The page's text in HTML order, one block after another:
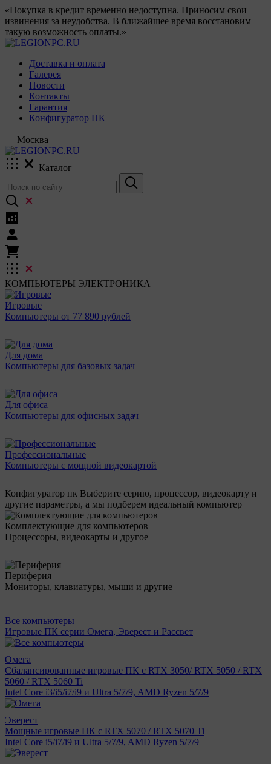
«Покупка в кредит временно недоступна. Приносим свои
извинения за неудобства. В ближайшее время восстановим
такую возможность оплаты.»
Доставка и оплата
Галерея
Новости
Контакты
Гарантия
Конфигуратор ПК
Москва
Каталог
КОМПЬЮТЕРЫ ЭЛЕКТРОНИКА
Игровые
Компьютеры от 77 890 рублей
Для дома
Компьютеры для базовых задач
Для офиса
Компьютеры для офисных задач
Профессиональные
Компьютеры с мощной видеокартой
Конфигуратор пк Выберите серию, процессор, видеокарту и
другие параметры, а мы подберем идеальный компьютер
Комплектующие для компьютеров
Процессоры, видеокарты и другое
Периферия
Мониторы, клавиатуры, мыши и другие
Все компьютеры
Игровые ПК серии Омега, Эверест и Рассвет
Омега
Сбалансированные игровые ПК с RTX 3050/ RTX 5050 / RTX
5060 / RTX 5060 Ti
Intel Core i3/i5/i7/i9 и Ultra 5/7/9, AMD Ryzen 5/7/9
Эверест
Мощные игровые ПК с RTX 5070 / RTX 5070 Ti
Intel Core i5/i7/i9 и Ultra 5/7/9, AMD Ryzen 5/7/9